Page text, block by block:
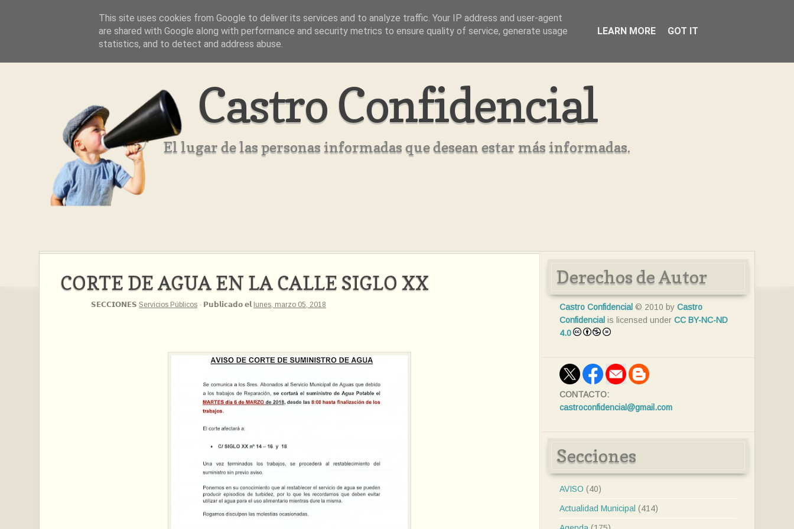
Aviso Legal Quienes Somos ??
Castro Confidencial
El lugar de las personas informadas que desean estar más informadas.
CORTE DE AGUA EN LA CALLE SIGLO XX
𝗦𝗘𝗖𝗖𝗜𝗢𝗡𝗘𝗦Servicios Públicos · 𝗣𝘂𝗯𝗹𝗶𝗰𝗮𝗱𝗼 𝗲𝗹 lunes, marzo 05, 2018
Derechos de Autor
Castro Confidencial © 2010 by Castro
Confidencial is licensed under CC BY-NC-ND
4.0
CONTACTO:
castroconfidencial@gmail.com
Secciones
AVISO (40)
Actualidad Municipal (414)
This site uses cookies from Google to deliver its services and to analyze traffic. Your IP address and user-agent
are shared with Google along with performance and security metrics to ensure quality of service, generate usage
statistics, and to detect and address abuse.
LEARN MORE GOT IT